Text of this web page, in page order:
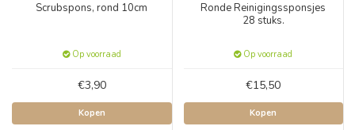
Scrubspons, rond 10cm
Op voorraad
€3,90
Kopen
Ronde Reinigingssponsjes
28 stuks.
Op voorraad
€15,50
Kopen